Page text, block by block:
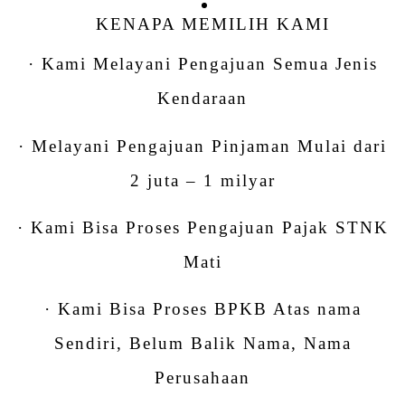
KENAPA MEMILIH KAMI
· Kami Melayani Pengajuan Semua Jenis
Kendaraan
· Melayani Pengajuan Pinjaman Mulai dari
2 juta – 1 milyar
· Kami Bisa Proses Pengajuan Pajak STNK
Mati
· Kami Bisa Proses BPKB Atas nama
Sendiri, Belum Balik Nama, Nama
Perusahaan